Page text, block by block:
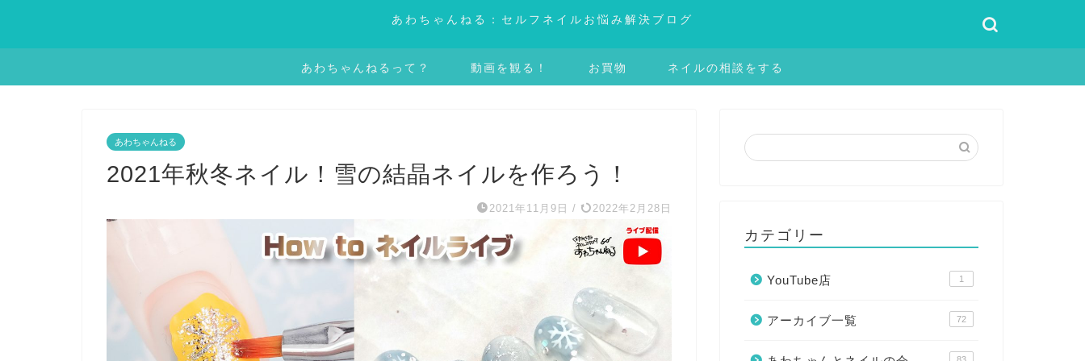
あわちゃんねる：セルフネイルお悩み解決ブログ
あわちゃんねるって？ 動画を観る！ お買物 ネイルの相談をする
あわちゃんねる
2021年秋冬ネイル！雪の結晶ネイルを作ろう！
2021年11月9日 / 2022年2月28日
カテゴリー
YouTube店 1
アーカイブ一覧 72